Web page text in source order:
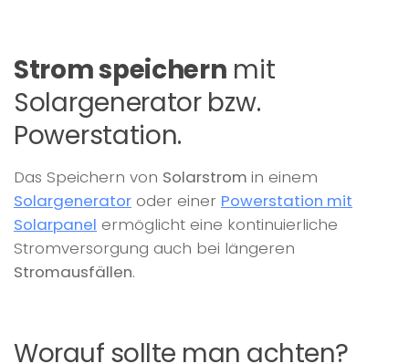
Strom speichern mit
Solargenerator bzw.
Powerstation.
Das Speichern von Solarstrom in einem
Solargenerator oder einer Powerstation mit
Solarpanel ermöglicht eine kontinuierliche
Stromversorgung auch bei längeren
Stromausfällen.
Worauf sollte man achten?